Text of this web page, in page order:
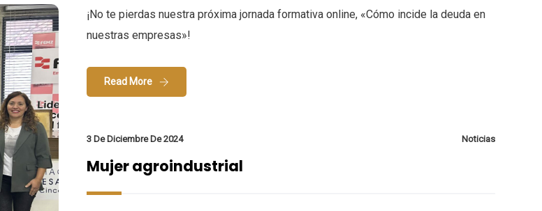
¡No te pierdas nuestra próxima jornada formativa online, «Cómo incide la deuda en
nuestras empresas»!
Read More
3 De Diciembre De 2024 Noticias
Mujer agroindustrial